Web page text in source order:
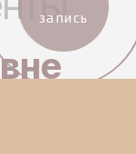
запись